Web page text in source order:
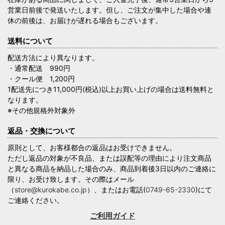
営業日前後で発送いたします。但し、ご注文が集中した場合や連
休の前後は、お届けが遅れる場合もございます。
送料について
配送方法により異なります。
・通常配送 990円
・クール便 1,200円
1配送先につき11,000円(税込)以上お買い上げの場合は送料無料と
なります。
※その他規格外対象外
返品・交換について
原則として、お客様都合の返品はお受けできません。
ただし返品の対象が不良品、または誤配等の理由により注文商品
と異なる商品を納品した場合のみ、商品到着後3日以内のご連絡に
限り、お受け致します。その際はメール
（store@kurokabe.co.jp）、またはお電話(0749-65-2330)にて
ご連絡ください。
ご利用ガイド